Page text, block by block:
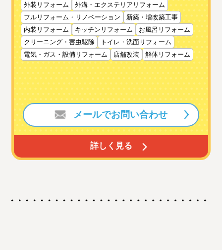
外装リフォーム
外溝・エクステリアリフォーム
フルリフォーム・リノベーション
新築・増改築工事
内装リフォーム
キッチンリフォーム
お風呂リフォーム
クリーニング・害虫駆除
トイレ・洗面リフォーム
電気・ガス・設備リフォーム
店舗改装 解体リフォーム
詳しく見る
メールでお問い合わせ